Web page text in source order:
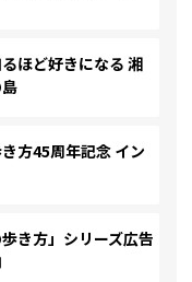
ほど好きになる 湘
方45周年記念 イン
歩き方」シリーズ広告